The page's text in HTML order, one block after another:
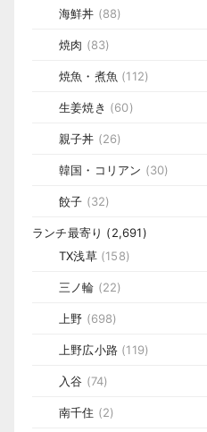
海鮮丼 (88)
焼肉 (83)
焼魚・煮魚 (112)
生姜焼き (60)
親子丼 (26)
韓国・コリアン (30)
餃子 (32)
ランチ最寄り (2,691)
TX浅草(158)
三ノ輪 (22)
上野 (698)
上野広小路 (119)
入谷 (74)
南千住 (2)